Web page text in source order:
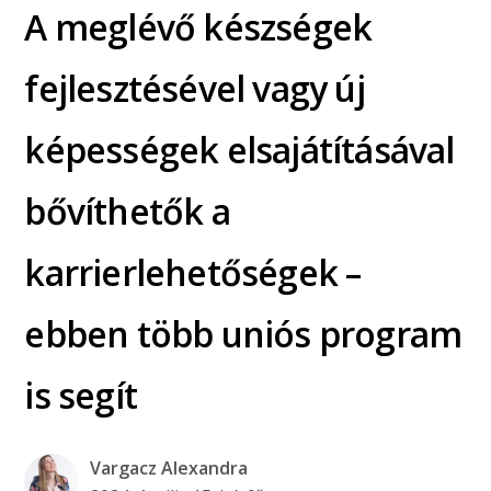
A meglévő készségek
fejlesztésével vagy új
képességek elsajátításával
bővíthetők a
karrierlehetőségek –
ebben több uniós program
is segít
Vargacz Alexandra